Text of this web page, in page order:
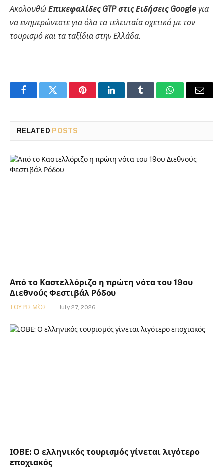
Ακολουθώ Επικεφαλίδες GTP στις Ειδήσεις Google για
να ενημερώνεστε για όλα τα τελευταία σχετικά με τον
τουρισμό και τα ταξίδια στην Ελλάδα.
FacebookTwitter PinterestLinkedInTumblr WhatsAppEmail
RELATED POSTS
Από το Καστελλόριζο η πρώτη νότα του 19ου
Διεθνούς Φεστιβάλ Ρόδου
ΤΟΥΡΙΣΜΌΣ July 27, 2026
ΙΟΒΕ: Ο ελληνικός τουρισμός γίνεται λιγότερο
εποχιακός